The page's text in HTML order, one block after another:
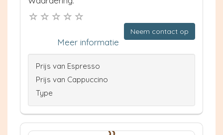
Neem contact op
Meer informatie
Prijs van Espresso
Prijs van Cappuccino
Type